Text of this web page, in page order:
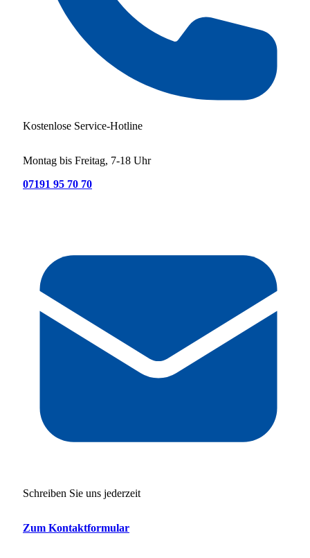
Kostenlose Service-Hotline
Montag bis Freitag, 7-18 Uhr
07191 95 70 70
Schreiben Sie uns jederzeit
Zum Kontaktformular